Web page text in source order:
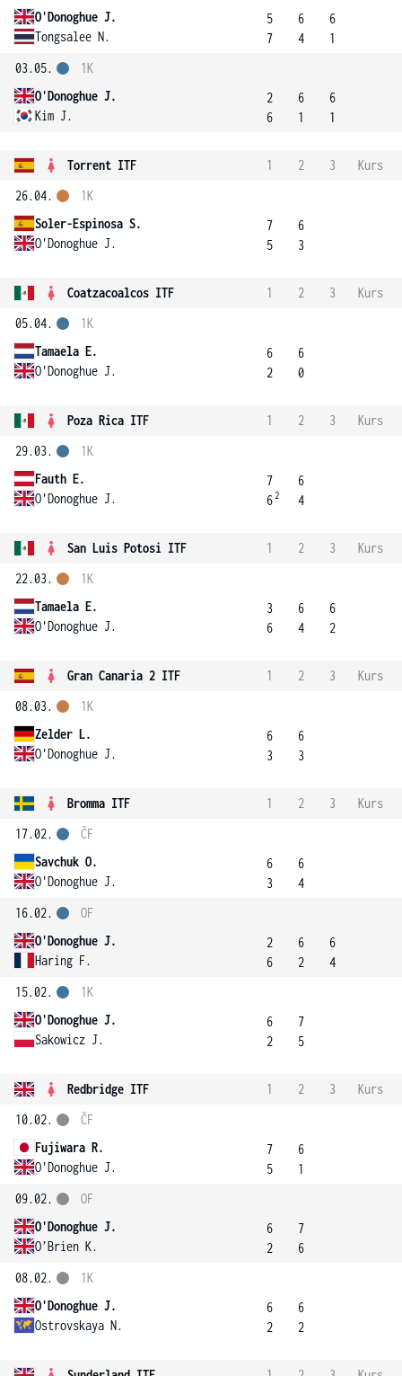
O'Donoghue J.
Tongsalee N.
5
7
6
4
6
1
03.05.
O'Donoghue J.
Kim J.
1K
2
6
6
1
6
1
Torrent ITF 1 2 3
Kurs
26.04.
Soler-Espinosa S.
O'Donoghue J.
1K
7
5
6
3
Coatzacoalcos ITF 1 2 3
Kurs
05.04.
Tamaela E.
O'Donoghue J.
1K
6
2
6
0
Poza Rica ITF 1 2 3
Kurs
29.03.
Fauth E.
O'Donoghue J.
1K
7
62
6
4
San Luis Potosi ITF 1 2 3
Kurs
22.03.
Tamaela E.
O'Donoghue J.
1K
3
6
6
4
6
2
Gran Canaria 2 ITF 1 2 3
Kurs
08.03.
Zelder L.
O'Donoghue J.
1K
6
3
6
3
Bromma ITF 1 2 3
Kurs
17.02.
Savchuk O.
O'Donoghue J.
ČF
6
3
6
4
16.02.
O'Donoghue J.
Haring F.
OF
2
6
6
2
6
4
15.02.
O'Donoghue J.
Sakowicz J.
1K
6
2
7
5
Redbridge ITF 1 2 3
Kurs
10.02.
Fujiwara R.
O'Donoghue J.
ČF
7
5
6
1
09.02.
O'Donoghue J.
O’Brien K.
OF
6
2
7
6
08.02.
O'Donoghue J.
Ostrovskaya N.
1K
6
2
6
2